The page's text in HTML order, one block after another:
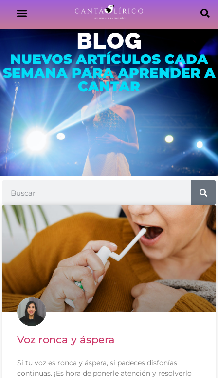
BLOG
NUEVOS ARTÍCULOS CADA
SEMANA PARA APRENDER A
CANTAR
Voz ronca y áspera
Si tu voz es ronca y áspera, si padeces disfonías
continuas. ¡Es hora de ponerle atención y resolverlo